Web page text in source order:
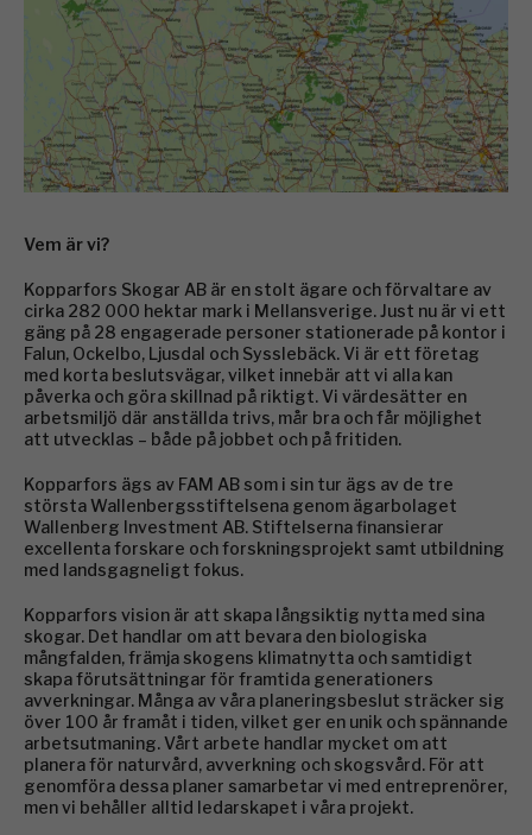
Vem är vi?
Kopparfors Skogar AB är en stolt ägare och förvaltare av
cirka 282 000 hektar mark i Mellansverige. Just nu är vi ett
gäng på 28 engagerade personer stationerade på kontor i
Falun, Ockelbo, Ljusdal och Sysslebäck. Vi är ett företag
med korta beslutsvägar, vilket innebär att vi alla kan
påverka och göra skillnad på riktigt. Vi värdesätter en
arbetsmiljö där anställda trivs, mår bra och får möjlighet
att utvecklas – både på jobbet och på fritiden.
Kopparfors ägs av FAM AB som i sin tur ägs av de tre
största Wallenbergsstiftelsena genom ägarbolaget
Wallenberg Investment AB. Stiftelserna finansierar
excellenta forskare och forskningsprojekt samt utbildning
med landsgagneligt fokus.
Kopparfors vision är att skapa långsiktig nytta med sina
skogar. Det handlar om att bevara den biologiska
mångfalden, främja skogens klimatnytta och samtidigt
skapa förutsättningar för framtida generationers
avverkningar. Många av våra planeringsbeslut sträcker sig
över 100 år framåt i tiden, vilket ger en unik och spännande
arbetsutmaning. Vårt arbete handlar mycket om att
planera för naturvård, avverkning och skogsvård. För att
genomföra dessa planer samarbetar vi med entreprenörer,
men vi behåller alltid ledarskapet i våra projekt.